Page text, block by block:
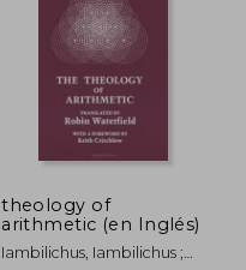
theology of
arithmetic (en Inglés)
Iambilichus, Iambilichus ;